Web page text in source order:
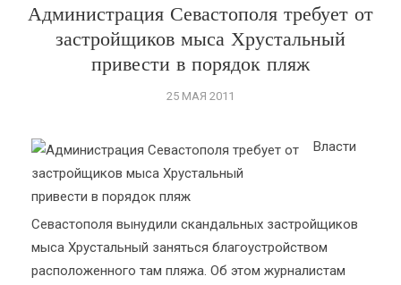
Администрация Севастополя требует от
застройщиков мыса Хрустальный
привести в порядок пляж
25 МАЯ 2011
Власти
Севастополя вынудили скандальных застройщиков
мыса Хрустальный заняться благоустройством
расположенного там пляжа. Об этом журналистам